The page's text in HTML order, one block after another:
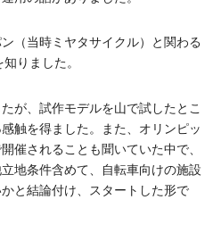
（当時ミヤタサイクル）と関わる
りました。
が、試作モデルを山で試したとこ
感触を得ました。また、オリンピッ
催されることも聞いていた中で、
地条件含めて、自転車向けの施設
と結論付け、スタートした形で